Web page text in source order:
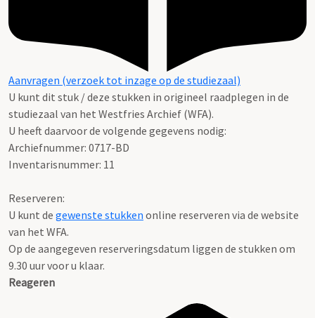
Aanvragen (verzoek tot inzage op de studiezaal)
U kunt dit stuk / deze stukken in origineel raadplegen in de
studiezaal van het Westfries Archief (WFA).
U heeft daarvoor de volgende gegevens nodig:
Archiefnummer: 0717-BD
Inventarisnummer: 11
Reserveren:
U kunt de gewenste stukken online reserveren via de website
van het WFA.
Op de aangegeven reserveringsdatum liggen de stukken om
9.30 uur voor u klaar.
Reageren